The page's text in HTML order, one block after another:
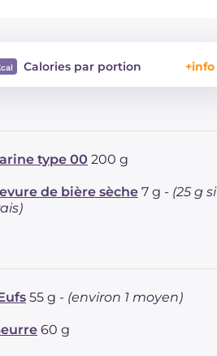
Calories par portion
gras saturés g 9.99
type 00 200 g
de bière sèche 7 g - (25 g si
55 g - (environ 1 moyen)
60 g